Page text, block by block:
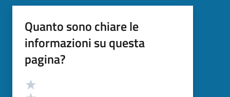
Quanto sono chiare le
informazioni su questa
pagina?
Valutazione